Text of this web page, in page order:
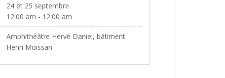
24 et 25 septembre
12:00 am - 12:00 am
Amphithéâtre Hervé Daniel, bâtiment
Henri Moissan